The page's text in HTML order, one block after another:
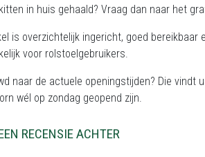
in huis gehaald? Vraag dan naar het
is overzichtelijk ingericht, goed
voor rolstoelgebruikers.
naar de actuele openingstijden? Die vindt
wél op zondag geopend zijn.
RECENSIE ACHTER